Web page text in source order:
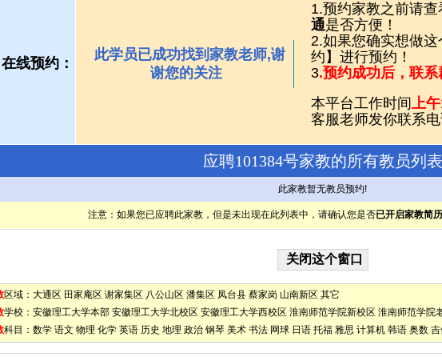
在线预约：
此学员已成功找到家教老师,谢
谢您的关注
1.预约家教之前请
通是否方便！
2.如果您确实想做
约】进行预约！
3.预约成功后，联系
本平台工作时间上
客服老师发你联系
应聘101384号家教的所有教员列表
此家教暂无教员预约!
注意：如果您已应聘此家教，但是未出现在此列表中，请确认您是否已开启家教简历
区域： 大通区 田家庵区 谢家集区 八公山区 潘集区 凤台县 蔡家岗 山南新区 其它
学校： 安徽理工大学本部 安徽理工大学北校区 安徽理工大学西校区 淮南师范学院新校区 淮南师范学院
科目： 数学 语文 物理 化学 英语 历史 地理 政治 钢琴 美术 书法 网球 日语 托福 雅思 计算机 韩语 奥数